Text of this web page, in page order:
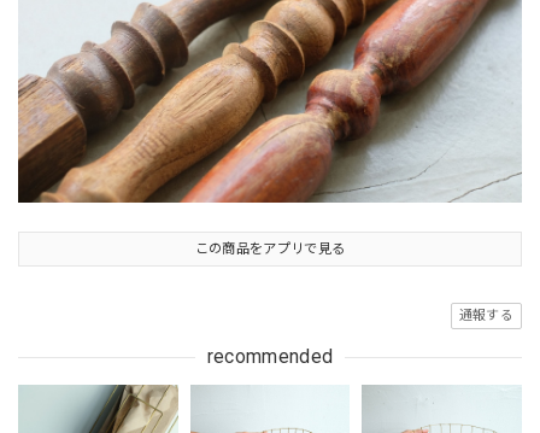
この商品をアプリで見る
通報する
recommended